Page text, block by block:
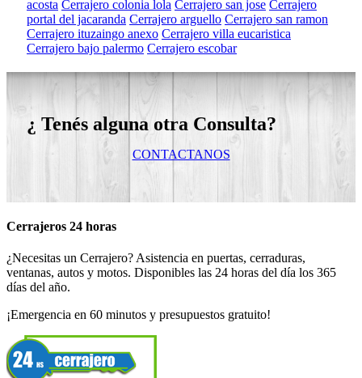
acosta Cerrajero colonia lola Cerrajero san jose Cerrajero
portal del jacaranda Cerrajero arguello Cerrajero san ramon
Cerrajero ituzaingo anexo Cerrajero villa eucaristica
Cerrajero bajo palermo Cerrajero escobar
¿ Tenés alguna otra Consulta?
CONTACTANOS
Cerrajeros 24 horas
¿Necesitas un Cerrajero? Asistencia en puertas, cerraduras,
ventanas, autos y motos. Disponibles las 24 horas del día los 365
días del año.
¡Emergencia en 60 minutos y presupuestos gratuito!